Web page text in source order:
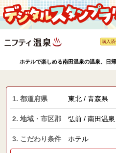
購入
ホテルで楽しめる南田温泉の温泉、日
1. 都道府県 東北 / 青森県
2. 地域・市区郡 弘前 / 南田温泉
3. こだわり条件 ホテル